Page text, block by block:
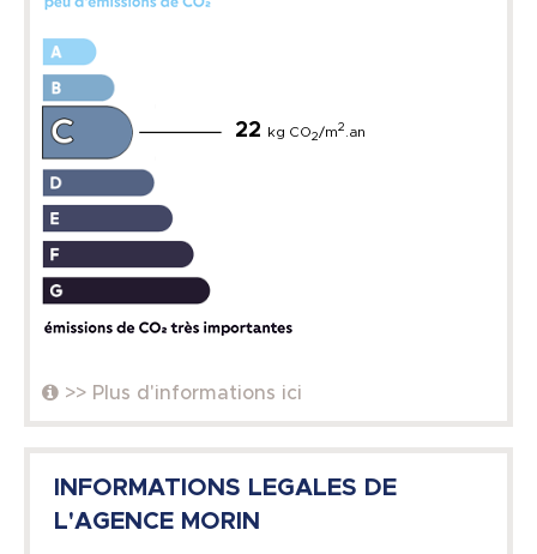
22 kg CO2/m2 .an
>> Plus d'informations ici
INFORMATIONS LEGALES DE
L'AGENCE MORIN